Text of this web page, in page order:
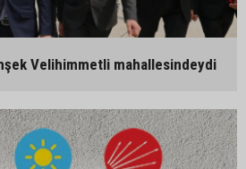
Velihimmetli mahallesindeydi